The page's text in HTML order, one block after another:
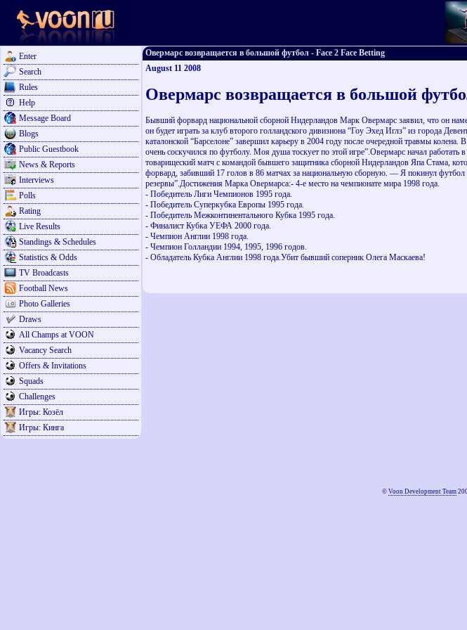
Enter
Search
Rules
Help
Message Board
Blogs
Public Guestbook
News & Reports
Interviews
Polls
Rating
Live Results
Standings & Schedules
Statistics & Odds
TV Broadcasts
Football News
Photo Galleries
Draws
All Champs at VOON
Vacancy Search
Offers & Invitations
Squads
Challenges
Игры: Козёл
Игры: Кинга
Овермарс возвращается в большой футбол - Face 2 Face Betting
August 11 2008
Овермарс возвращается в большой
Бывший форвард национальной сборной Нидерландов Марк Овермарс заявил, что он
он будет играть за клуб второго голландского дивизиона “Гоу Эхед Иглз” из города
каталонской “Барселоне” завершил карьеру в 2004 году после очередной травмы
очень соскучился по футболу. Моя душа тоскует по этой игре”.Овермарс начал
товарищеский матч с командой бывшего защитника сборной Нидерландов Япа Стама,
форвард, забивший 17 голов в 86 матчах за национальную сборную. — Я покинул футбол
резервы”.Достижения Марка Овермарса:- 4-е место на чемпионате мира 1998 года.
- Победитель Лиги Чемпионов 1995 года.
- Победитель Суперкубка Европы 1995 года.
- Победитель Межконтинентального Кубка 1995 года.
- Финалист Кубка УЕФА 2000 года.
- Чемпион Англии 1998 года.
- Чемпион Голландии 1994, 1995, 1996 годов.
- Обладатель Кубка Англии 1998 года.Убит бывший соперник Олега Маскаева!
© Voon Development Team